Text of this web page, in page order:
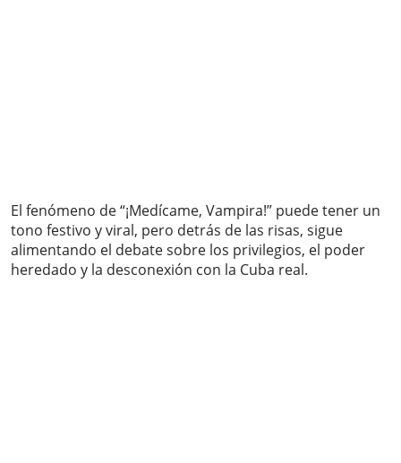
El fenómeno de “¡Medícame, Vampira!” puede tener un
tono festivo y viral, pero detrás de las risas, sigue
alimentando el debate sobre los privilegios, el poder
heredado y la desconexión con la Cuba real.